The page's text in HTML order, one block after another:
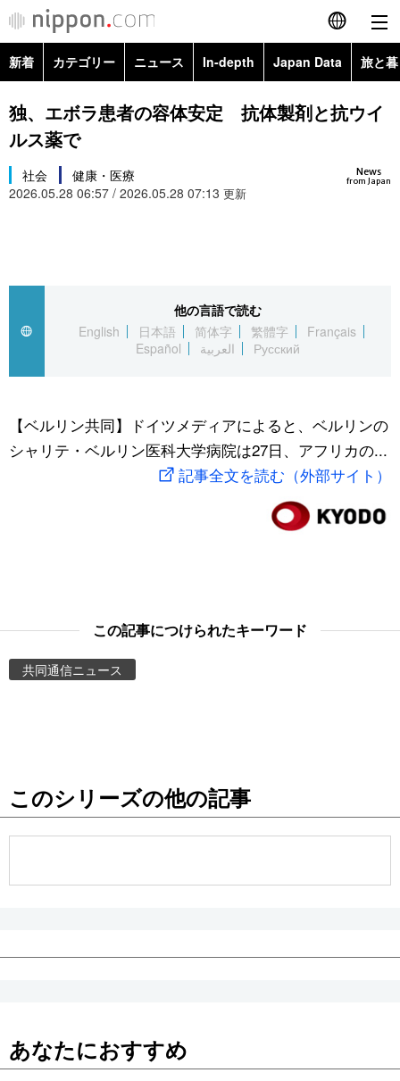
English
简体字
Русский
カテゴリー
国際
社会
文化
アーカイブ
Japan Data
旅と暮らし
動画/Live
Images
People
公式SNS
新着 カテゴリー ニュース In-depth Japan Data 旅と
政治・外交
経済・ビジネス
国際・海外
文化
科学・技術
暮らし
スポーツ・東京2020
Topics
独、エボラ患者の容体安定 抗体製剤と抗ウイ
ルス薬で
News
from Japan
社会
健康・医療
2026.05.28 06:57 / 2026.05.28 07:13 更新
他の言語で読む
English
日本語 简体字 繁體字
Français
Español
العربية Русский
【ベルリン共同】ドイツメディアによると、ベルリンの
シャリテ・ベルリン医科大学病院は27日、アフリカの...
記事全文を読む（外部サイト）
この記事につけられたキーワード
共同通信ニュース
このシリーズの他の記事
あなたにおすすめ